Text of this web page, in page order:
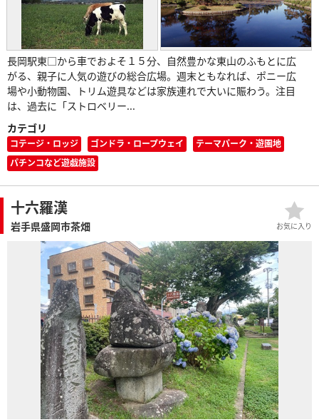
長岡駅東□から車でおよそ１５分、自然豊かな東山のふもとに広
がる、親子に人気の遊びの総合広場。週末ともなれば、ポニー広
場や小動物園、トリム遊具などは家族連れで大いに賑わう。注目
は、過去に「ストロベリー...
カテゴリ
コテージ・ロッジ ゴンドラ・ロープウェイ
テーマパーク・遊園地
パチンコなど遊戯施設
十六羅漢
岩手県盛岡市茶畑 お気に入り